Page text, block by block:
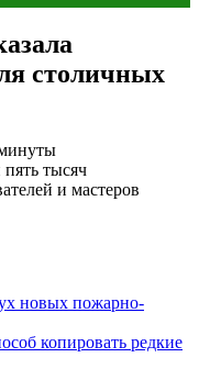
столичных
тысяч
и мастеров
новых пожарно-
копировать редкие